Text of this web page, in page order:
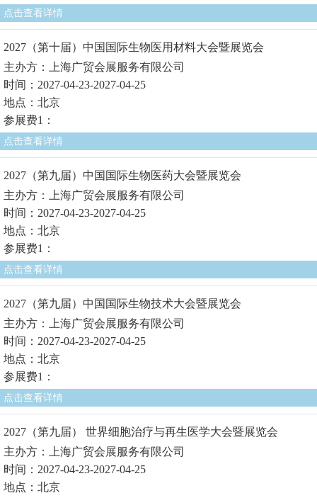
点击查看详情
2027（第十届）中国国际生物医用材料大会暨展览会
主办方：上海广贸会展服务有限公司
时间：2027-04-23-2027-04-25
地点：北京
参展费1：
点击查看详情
2027（第九届）中国国际生物医药大会暨展览会
主办方：上海广贸会展服务有限公司
时间：2027-04-23-2027-04-25
地点：北京
参展费1：
点击查看详情
2027（第九届）中国国际生物技术大会暨展览会
主办方：上海广贸会展服务有限公司
时间：2027-04-23-2027-04-25
地点：北京
参展费1：
点击查看详情
2027（第九届） 世界细胞治疗与再生医学大会暨展览会
主办方：上海广贸会展服务有限公司
时间：2027-04-23-2027-04-25
地点：北京